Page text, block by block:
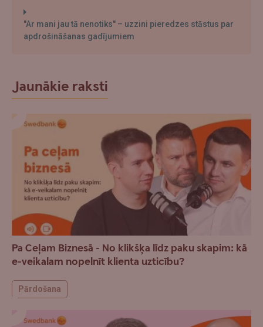
"Ar mani jau tā nenotiks" – uzzini pieredzes stāstus par
apdrošināšanas gadījumiem
Jaunākie raksti
Pa Ceļam Biznesā - No klikšķa līdz paku skapim: kā
e-veikalam nopelnīt klienta uzticību?
Pārdošana